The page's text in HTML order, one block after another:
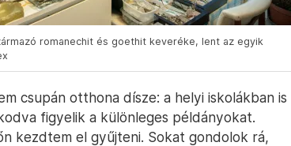
romanechit és goethit keveréke, lent az egyik
csupán otthona dísze: a helyi iskolákban is
figyelik a különleges példányokat.
kezdtem el gyűjteni. Sokat gondolok rá,